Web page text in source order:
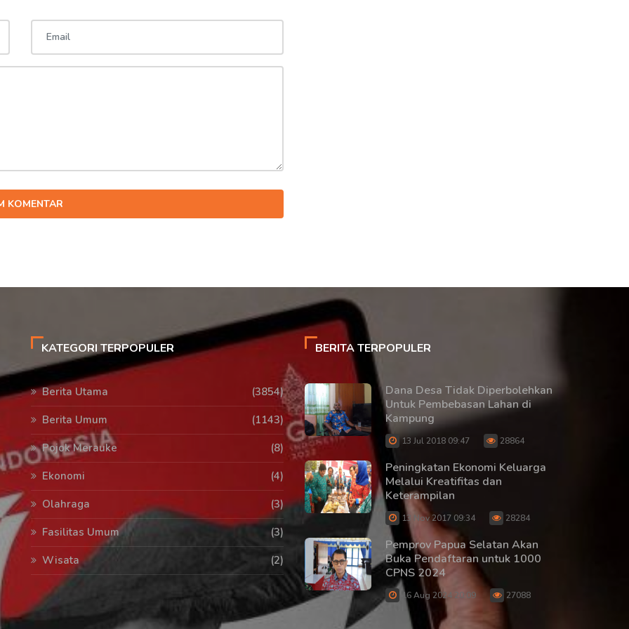
KOMENTAR
KATEGORI TERPOPULER
Berita Utama
(3854)
Berita Umum
(1143)
Pojok Merauke
(8)
Ekonomi
(4)
Olahraga
(3)
Fasilitas Umum
(3)
Wisata
(2)
BERITA TERPOPULER
Dana Desa Tidak Diperbolehkan
Untuk Pembebasan Lahan di
Kampung
13 Jul 2018 09:47 28864
Peningkatan Ekonomi Keluarga
Melalui Kreatifitas dan
Keterampilan
13 Nov 2017 09:34 28284
Pemprov Papua Selatan Akan
Buka Pendaftaran untuk 1000
CPNS 2024
16 Aug 2024 20:09 27088